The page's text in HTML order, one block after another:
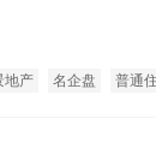
地产 名企盘 普通